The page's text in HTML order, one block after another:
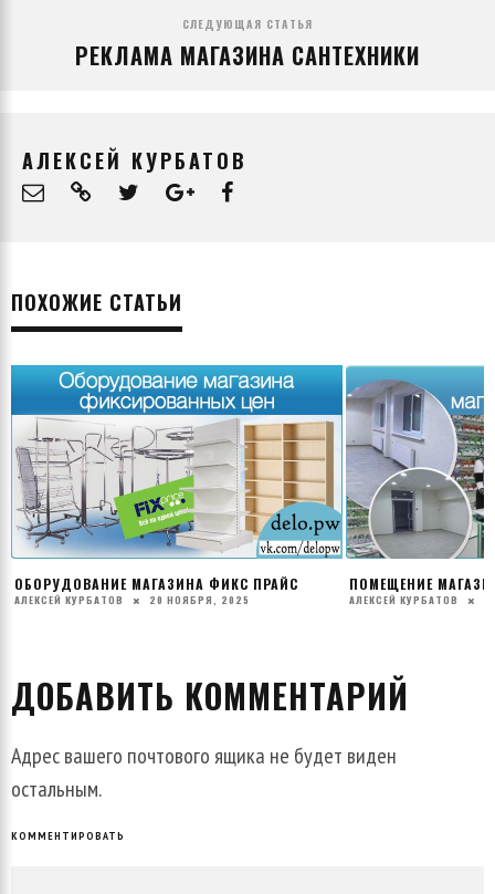
СЛЕДУЮЩАЯ СТАТЬЯ
РЕКЛАМА МАГАЗИНА САНТЕХНИКИ
АЛЕКСЕЙ КУРБАТОВ
ПОХОЖИЕ СТАТЬИ
ПОМЕЩЕНИЕ МАГАЗИНА САД И ОГОРОД
АЛЕКСЕЙ КУРБАТОВ 23 ДЕКАБРЯ, 2025
ВАРИАНТЫ
АЛЕКСЕЙ КУРБАТОВ
ДОБАВИТЬ КОММЕНТАРИЙ
Адрес вашего почтового ящика не будет виден
остальным.
КОММЕНТИРОВАТЬ